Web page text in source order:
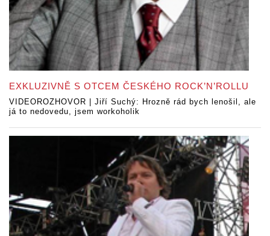
EXKLUZIVNĚ S OTCEM ČESKÉHO ROCK’N’ROLLU
VIDEOROZHOVOR | Jiří Suchý: Hrozně rád bych lenošil, ale
já to nedovedu, jsem workoholik